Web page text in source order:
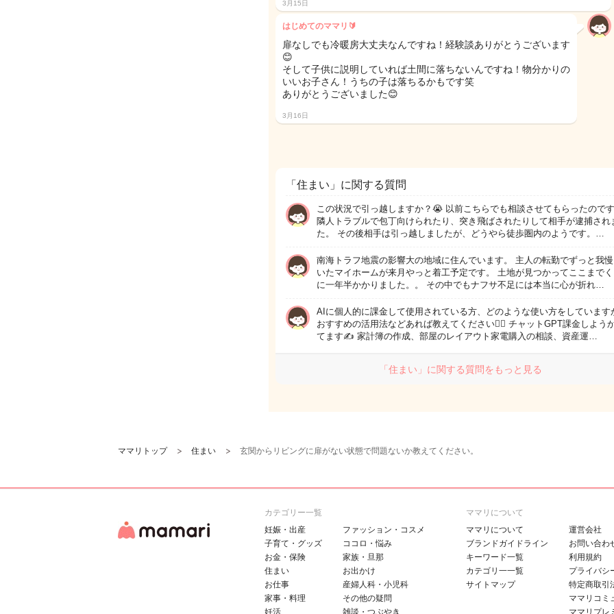
3月15日
はじめてのママリ🔰
扉なしでも冷暖房大丈夫なんですね！経験談ありがとうございます
😊
そして子供に説明していれば土間に落ちないんですね！物分かりの
いいお子さん！うちの子は落ちるかもです笑
ありがとうございました😊
3月16日
「住まい」に関する質問
この状況で引っ越しますか？😭 以前こちらでも相談させてもらったのです
隣人トラブルで包丁向けられたり、突き飛ばされたりして相手が逮捕され
た。 その後相手は引っ越しましたが、どうやら徒歩圏内のようです。…
南海トラフ地震の影響大の地域に住んでいます。 主人の転勤でずっと我
いたマイホームが来月やっと着工予定です。 土地が見つかってここまで
に一年半かかりました。。 その中でもナフサ不足には本当に心が折れ…
AIに個人的に課金して使用されている方、どのような使い方をしています
おすすめの活用法などあれば教えてください🙇‍♀️ チャットGPT課金しよう
てます✍️ 家計簿の作成、部屋のレイアウト家電購入の相談、資産運…
「住まい」に関する質問をもっと見る
ママリトップ 住まい 玄関からリビングに扉がない状態で問題ないか教えてください。
カテゴリー一覧
妊娠・出産
子育て・グッズ
お金・保険
住まい
お仕事
家事・料理
妊活
ファッション・コスメ
ココロ・悩み
家族・旦那
お出かけ
産婦人科・小児科
その他の疑問
雑談・つぶやき
ママリについて
ママリについて
ブランドガイドライン
キーワード一覧
カテゴリ一一覧
サイトマップ
運営会社
お問い合わ
利用規約
プライバシ
特定商取引
ママリコミ
ママリプレ